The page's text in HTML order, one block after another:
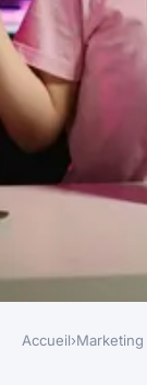
Accueil›Marketing